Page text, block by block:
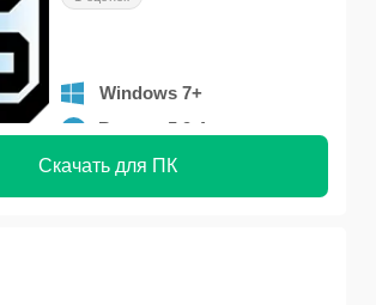
Windows 7+
Версия 5.9.4
Скачать для ПК